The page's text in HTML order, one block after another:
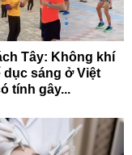
Tây: Không khí
dục sáng ở Việt
tính gây...